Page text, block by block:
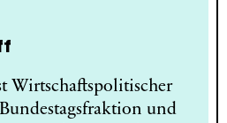
Wirtschaftspolitischer
und